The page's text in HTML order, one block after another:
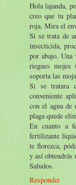
Hola lajanda,
creo que tu
roja. Mira el
Si se trata de
insecticida,
por abajo. Una
riegues
soporta las
Si se tratara
conveniente
con el agua de
plaga quede
En cuanto a
fertilizante
te florezca,
y así obtendrás
Saludos.
Responder